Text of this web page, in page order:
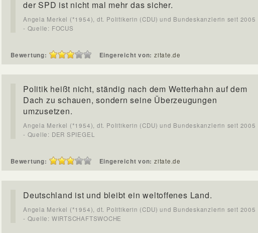
der SPD ist nicht mal mehr das sicher.
Angela Merkel (*1954), dt. Politikerin (CDU) und Bundeskanzlerin seit 2005
- Quelle: FOCUS
Bewertung: Eingereicht von: zitate.de
Politik heißt nicht, ständig nach dem Wetterhahn auf dem
Dach zu schauen, sondern seine Überzeugungen
umzusetzen.
Angela Merkel (*1954), dt. Politikerin (CDU) und Bundeskanzlerin seit 2005
- Quelle: DER SPIEGEL
Bewertung: Eingereicht von: zitate.de
Deutschland ist und bleibt ein weltoffenes Land.
Angela Merkel (*1954), dt. Politikerin (CDU) und Bundeskanzlerin seit 2005
- Quelle: WIRTSCHAFTSWOCHE